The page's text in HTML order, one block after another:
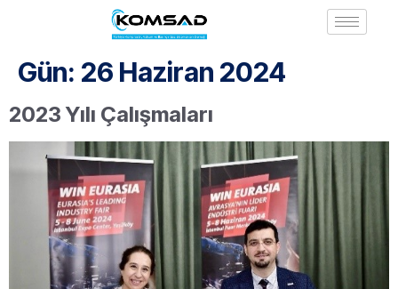
Gün: 26 Haziran 2024
2023 Yılı Çalışmaları